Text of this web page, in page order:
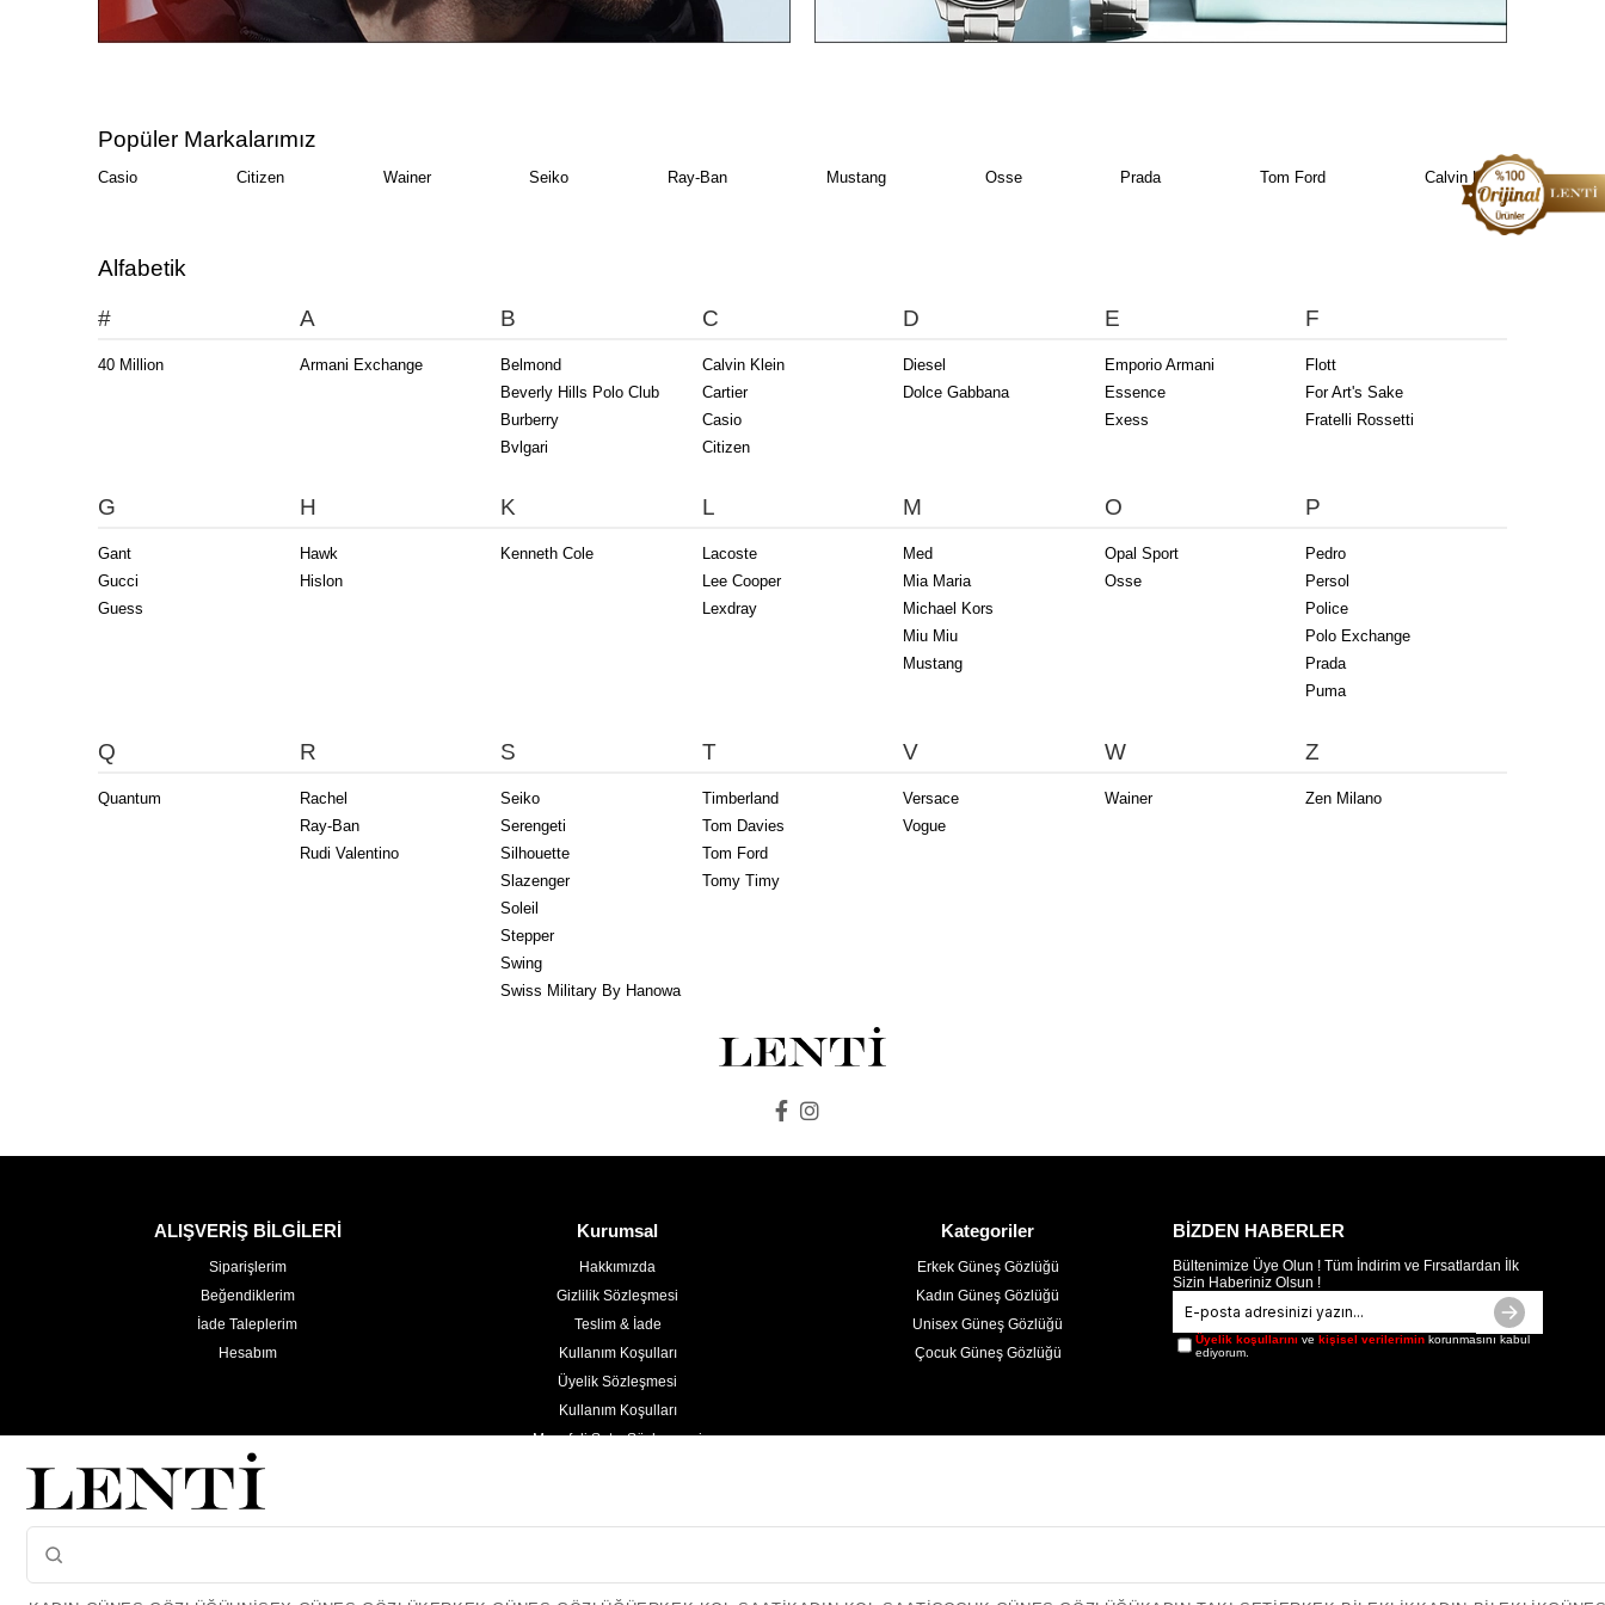
Popüler Markalarımız
Casio Citizen Wainer Seiko Ray-Ban Mustang Osse Prada Tom Ford Calvin Klein
Alfabetik
#
40 Million
A
Armani Exchange
B
Belmond
Beverly Hills Polo Club
Burberry
Bvlgari
C
Calvin Klein
Cartier
Casio
Citizen
D
Diesel
Dolce Gabbana
E
Emporio Armani
Essence
Exess
F
Flott
For Art's Sake
Fratelli Rossetti
G
Gant
Gucci
Guess
H
Hawk
Hislon
K
Kenneth Cole
L
Lacoste
Lee Cooper
Lexdray
M
Med
Mia Maria
Michael Kors
Miu Miu
Mustang
O
Opal Sport
Osse
P
Pedro
Persol
Police
Polo Exchange
Prada
Puma
Q
Quantum
R
Rachel
Ray-Ban
Rudi Valentino
S
Seiko
Serengeti
Silhouette
Slazenger
Soleil
Stepper
Swing
Swiss Military By Hanowa
T
Timberland
Tom Davies
Tom Ford
Tomy Timy
V
Versace
Vogue
W
Wainer
Z
Zen Milano
ALIŞVERİŞ BİLGİLERİ
Siparişlerim
Beğendiklerim
İade Taleplerim
Hesabım
Kurumsal
Hakkımızda
Gizlilik Sözleşmesi
Teslim & İade
Kullanım Koşulları
Üyelik Sözleşmesi
Kullanım Koşulları
Mesafeli Satış Sözleşmesi
Blog
Kategoriler
Erkek Güneş Gözlüğü
Kadın Güneş Gözlüğü
Unisex Güneş Gözlüğü
Çocuk Güneş Gözlüğü
BİZDEN HABERLER
Bültenimize Üye Olun ! Tüm İndirim ve Fırsatlardan İlk
Sizin Haberiniz Olsun !
Üyelik koşullarını ve kişisel verileriminkorunmasını kabul
ediyorum.
Çerez Kullanımı